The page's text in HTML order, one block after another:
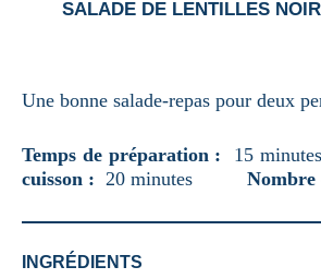
SALADE DE LENTILLES
Une bonne salade-repas pour deux
Temps de préparation : 15 minutes
cuisson : 20 minutes Nombre
INGRÉDIENTS